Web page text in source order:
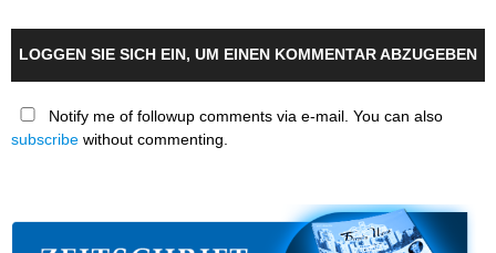
LOGGEN SIE SICH EIN, UM EINEN KOMMENTAR ABZUGEBEN
Notify me of followup comments via e-mail. You can also
subscribe without commenting.